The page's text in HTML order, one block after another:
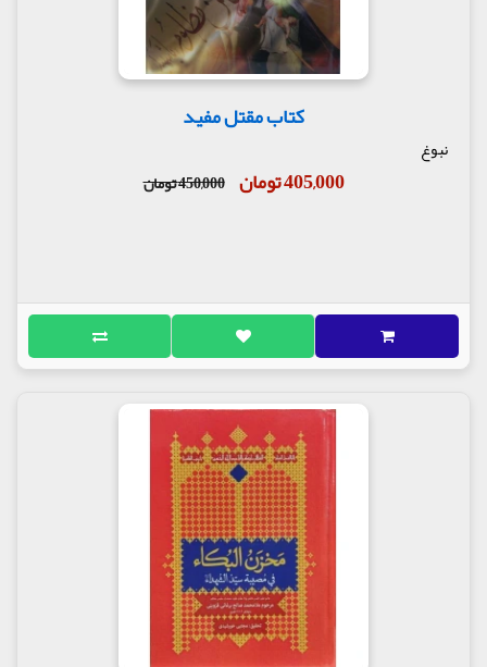
داشته و قرآن به صبر کنندگان بشارت داده است.
مقام صبر نسبت به ایمان همانند سر برای بدن است.
زینب (علیهاالسلام) نمونه و تجسم عالیِ صبر و پایداری
است. مقاومت و شکیبایی در برابر مصایب و مشکلات، به
ویژه در نهضت عاشورا، در راه پاسداری از حریم دین و
کرامت انسانیت از خصیصه های بارز این بانوی بزرگ می
صبر و ثبات شگفت انگیز زینب، همگان را به اعجاب
تأثیر آن بر مسلمانان به ویژه بر خاندان او بود؛ زمانی
دیگر شاهد مظلومیت و شهادتِ بانوی نمونه اسلام،
مادرش زهرا (علیهاالسلام) بود؛ وی پس از آن مصیبت
شهادت پدر بزرگوارش امیر مؤمنان را تحمّل نمود؛ دختر
برادرش امام حسن (علیه السلام) در اثر زهر جفا بود، ولی
آنچه را که آن مخدّره در کربلا مشاهده کرد، مصایب
جانکاه و وصف ناپذیری است که کوه ها تاب تحمّل آن را
زینب در وادی صبر و استقامت، یکه تاز میدان است، به
گفته علاّمه مامقانی: «و هی فی الصبر و الثبات وحیدة»؛
«زینب در صبر و ثبات بی نظیر و یگانه است.» در بُلندای
مقام صبر و بردباری آن گوهر عظیم الهی، همین بس که
وقتی در برابر پیکر نورانی و خونین برادرش حسین
ایستاد، رو به آسمان کرد و گفت: «بار خدایا! این اندک
قربانی و کشته شده در راه خودت را از ما (خاندان پیامبر)
کتاب مقتل مفید
نبوغ
405,000 تومان 450,000 تومان